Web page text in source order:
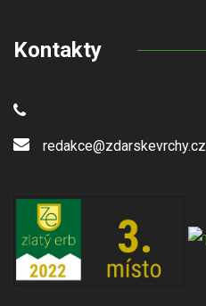
Kontakty
redakce@zdarskevrchy.cz